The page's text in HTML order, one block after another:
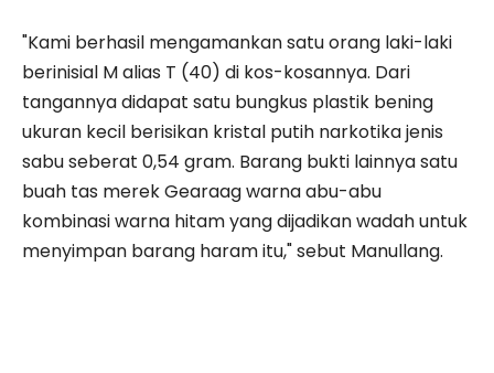
"Kami berhasil mengamankan satu orang laki-laki
berinisial M alias T (40) di kos-kosannya. Dari
tangannya didapat satu bungkus plastik bening
ukuran kecil berisikan kristal putih narkotika jenis
sabu seberat 0,54 gram. Barang bukti lainnya satu
buah tas merek Gearaag warna abu-abu
kombinasi warna hitam yang dijadikan wadah untuk
menyimpan barang haram itu," sebut Manullang.